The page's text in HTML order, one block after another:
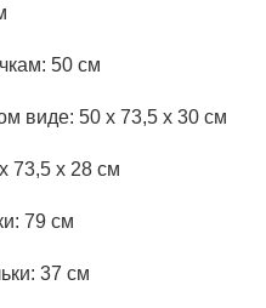
50 см
виде: 50 x 73,5 x 30 см
73,5 x 28 см
79 см
37 см